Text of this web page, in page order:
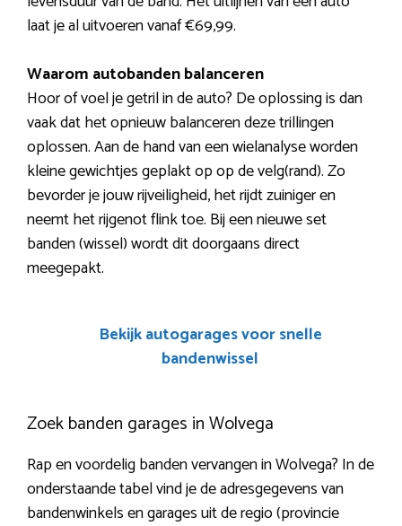
laat je al uitvoeren vanaf €69,99.
Waarom autobanden balanceren
Hoor of voel je getril in de auto? De oplossing is dan
vaak dat het opnieuw balanceren deze trillingen
oplossen. Aan de hand van een wielanalyse worden
kleine gewichtjes geplakt op op de velg(rand). Zo
bevorder je jouw rijveiligheid, het rijdt zuiniger en
neemt het rijgenot flink toe. Bij een nieuwe set
banden (wissel) wordt dit doorgaans direct
meegepakt.
Bekijk autogarages voor snelle
bandenwissel
Zoek banden garages in Wolvega
Rap en voordelig banden vervangen in Wolvega? In de
onderstaande tabel vind je de adresgegevens van
bandenwinkels en garages uit de regio (provincie